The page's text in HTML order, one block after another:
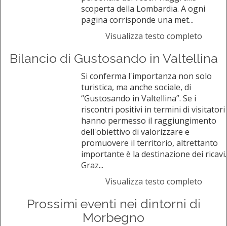
scoperta della Lombardia. A ogni
pagina corrisponde una met...
Visualizza testo completo
Bilancio di Gustosando in Valtellina
Si conferma l'importanza non solo
turistica, ma anche sociale, di
“Gustosando in Valtellina”. Se i
riscontri positivi in termini di visitatori
hanno permesso il raggiungimento
dell'obiettivo di valorizzare e
promuovere il territorio, altrettanto
importante è la destinazione dei ricavi.
Graz...
Visualizza testo completo
Prossimi eventi nei dintorni di
Morbegno